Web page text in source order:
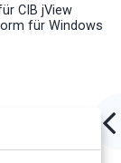
CIB jView
für Windows
CIB jView
für Linux